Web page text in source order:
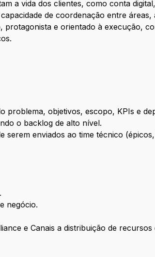
a vida dos clientes, como conta
de coordenação entre
e orientado à execução,
problema, objetivos, escopo, KPIs e
o backlog de alto nível.
serem enviados ao time técnico
negócio.
e Canais a distribuição de recursos